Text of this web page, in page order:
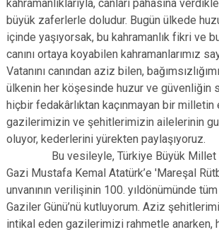
kahramanlıklarıyla, canları pahasına
büyük zaferlerle doludur. Bugün ülkede
içinde yaşıyorsak, bu kahramanlık fikri ve
canını ortaya koyabilen kahramanlarımız
Vatanını canından aziz bilen,
ülkenin her köşesinde huzur ve güvenliğin
hiçbir fedakârlıktan kaçınmayan bir milletin
gazilerimizin ve şehitlerimizin ailelerinin
oluyor, kederlerini yürekten paylaşıyoruz.
Bu vesileyle, Türkiye Büyük Millet
Gazi Mustafa Kemal Atatürk’e 'Mareşal
unvanının verilişinin 100. yıldönümünde
Gaziler Günü’nü kutluyorum. Aziz
intikal eden gazilerimizi rahmetle anarken,